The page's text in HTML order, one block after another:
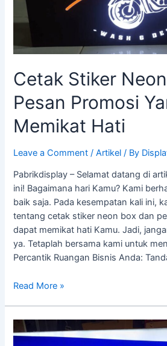
Cetak Stiker
Pesan Promosi
Memikat Hati
Leave a Comment /Artikel / By
Pabrikdisplay – Selamat datang di
ini! Bagaimana hari Kamu? Kami
baik saja. Pada kesempatan kali ini,
tentang cetak stiker neon box dan
dapat memikat hati Kamu. Jadi,
ya. Tetaplah bersama kami untuk
Percantik Ruangan Bisnis Anda:
Memikat
Hati
Read More »
Lampu
Neon